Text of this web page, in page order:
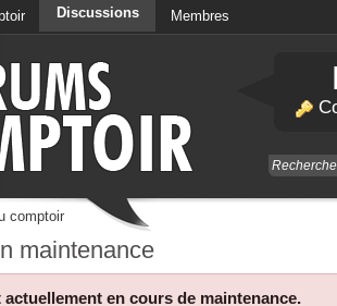
Discussions Membres
comptoir
maintenance
actuellement en cours de maintenance.